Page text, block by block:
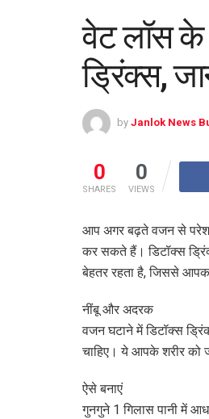
वेट लॉस के
ड्रिंक्स,
by Janlok News
0
SHARES
0
VIEWS
आप अगर बढ़ते वजन से
कर सकते हैं। डिटॉक्स
बेहतर रहता है, जिससे
नींबू और अदरक
वजन घटाने में डिटॉक्स
चाहिए। ये आपके शरीर को
ऐसे बनाएं
गुनगुने 1 गिलास पानी में